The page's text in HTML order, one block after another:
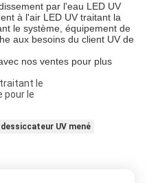
par l'eau LED UV
à l'air LED UV traitant la
le système, équipement de
aux besoins du client UV de
nos ventes pour plus
dessiccateur UV mené